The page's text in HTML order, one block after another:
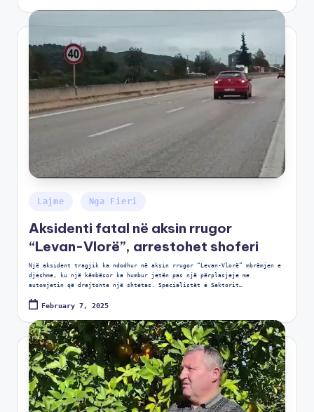
Lajme Nga Fieri
Aksidenti fatal në aksin rrugor
“Levan-Vlorë”, arrestohet shoferi
Një aksident tragjik ka ndodhur në aksin rrugor “Levan-Vlorë” mbrëmjen e
djeshme, ku një këmbësor ka humbur jetën pas një përplasjeje me
automjetin që drejtonte një shtetas. Specialistët e Sektorit…
February 7, 2025